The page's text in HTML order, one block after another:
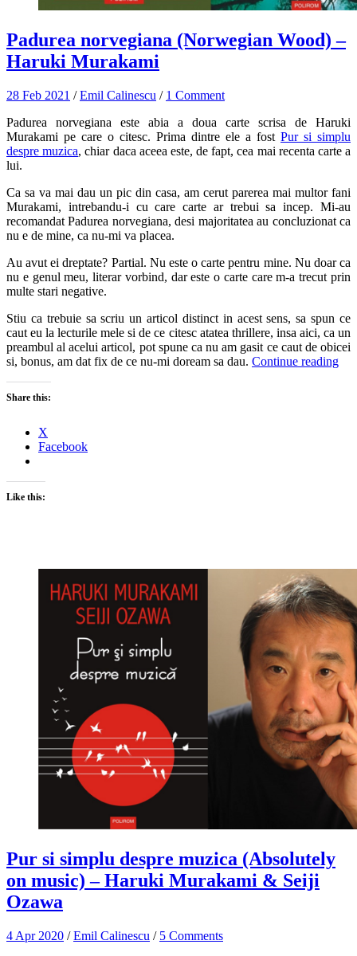
Padurea norvegiana (Norwegian Wood) –
Haruki Murakami
28 Feb 2021 /Emil Calinescu / 1 Comment
Padurea norvegiana este abia a doua carte scrisa de Haruki
Murakami pe care o citesc. Prima dintre ele a fost Pur si simplu
despre muzica, chiar daca aceea este, de fapt, cea mai recenta carte a
lui.
Ca sa va mai dau un pic din casa, am cerut parerea mai multor fani
Murakami, intrebandu-i cu care carte ar trebui sa incep. Mi-au
recomandat Padurea norvegiana, desi majoritatea au concluzionat ca
nu e de mine, ca nu-mi va placea.
Au avut ei dreptate? Partial. Nu este o carte pentru mine. Nu doar ca
nu e genul meu, literar vorbind, dar este o carte care m-a trecut prin
multe stari negative.
Stiu ca trebuie sa scriu un articol distinct in acest sens, sa spun ce
caut eu la lecturile mele si de ce citesc atatea thrillere, insa aici, ca un
preambul al acelui articol, pot spune ca nu am gasit ce caut de obicei
si, bonus, am dat fix de ce nu-mi doream sa dau. Continue reading
Share this:
X
Facebook
Like this:
Pur si simplu despre muzica (Absolutely
on music) – Haruki Murakami & Seiji
Ozawa
4 Apr 2020 /Emil Calinescu / 5 Comments